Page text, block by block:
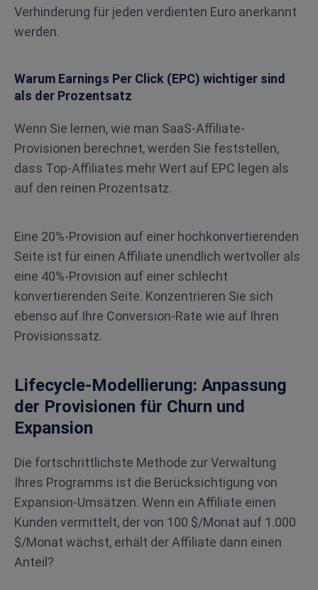
Verhinderung für jeden verdienten Euro anerkannt
werden.
Warum Earnings Per Click (EPC) wichtiger sind
als der Prozentsatz
Wenn Sie lernen, wie man SaaS-Affiliate-
Provisionen berechnet, werden Sie feststellen,
dass Top-Affiliates mehr Wert auf EPC legen als
auf den reinen Prozentsatz.
Eine 20%-Provision auf einer hochkonvertierenden
Seite ist für einen Affiliate unendlich wertvoller als
eine 40%-Provision auf einer schlecht
konvertierenden Seite. Konzentrieren Sie sich
ebenso auf Ihre Conversion-Rate wie auf Ihren
Provisionssatz.
Lifecycle-Modellierung: Anpassung
der Provisionen für Churn und
Expansion
Die fortschrittlichste Methode zur Verwaltung
Ihres Programms ist die Berücksichtigung von
Expansion-Umsätzen. Wenn ein Affiliate einen
Kunden vermittelt, der von 100 $/Monat auf 1.000
$/Monat wächst, erhält der Affiliate dann einen
Anteil?